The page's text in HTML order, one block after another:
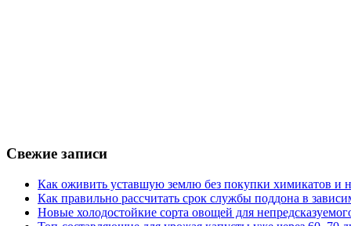
Свежие записи
Как оживить уставшую землю без покупки химикатов и
Как правильно рассчитать срок службы поддона в
Новые холодостойкие сорта овощей для